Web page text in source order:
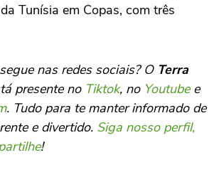
Tunísia em Copas, com três
nas redes sociais? O Terra
presente no Tiktok, no Youtubee
. Tudo para te manter informado de
e divertido. Siga nosso perfil,
!